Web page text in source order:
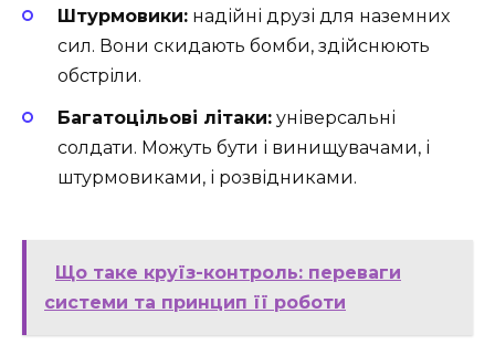
Штурмовики: надійні друзі для наземних
сил. Вони скидають бомби, здійснюють
обстріли.
Багатоцільові літаки: універсальні
солдати. Можуть бути і винищувачами, і
штурмовиками, і розвідниками.
Що таке круїз-контроль: переваги
системи та принцип її роботи